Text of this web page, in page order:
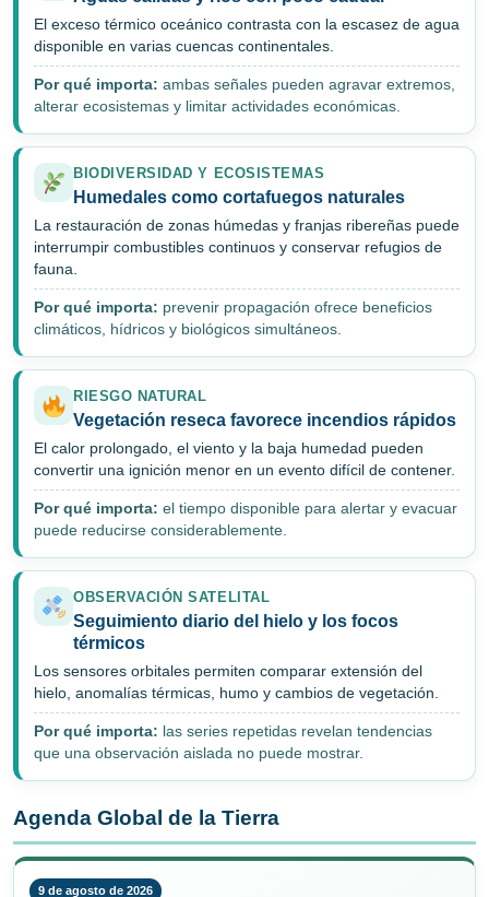
El exceso térmico oceánico contrasta con la escasez de agua
disponible en varias cuencas continentales.
Por qué importa: ambas señales pueden agravar extremos,
alterar ecosistemas y limitar actividades económicas.
BIODIVERSIDAD Y ECOSISTEMAS
Humedales como cortafuegos naturales
La restauración de zonas húmedas y franjas ribereñas puede
interrumpir combustibles continuos y conservar refugios de
fauna.
Por qué importa: prevenir propagación ofrece beneficios
climáticos, hídricos y biológicos simultáneos.
RIESGO NATURAL
Vegetación reseca favorece incendios rápidos
El calor prolongado, el viento y la baja humedad pueden
convertir una ignición menor en un evento difícil de contener.
Por qué importa: el tiempo disponible para alertar y evacuar
puede reducirse considerablemente.
OBSERVACIÓN SATELITAL
Seguimiento diario del hielo y los focos
térmicos
Los sensores orbitales permiten comparar extensión del
hielo, anomalías térmicas, humo y cambios de vegetación.
Por qué importa: las series repetidas revelan tendencias
que una observación aislada no puede mostrar.
Agenda Global de la Tierra
9 de agosto de 2026